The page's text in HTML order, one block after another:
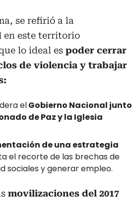
se refirió a la
en este territorio
lo ideal es poder cerrar
de violencia y trabajar
elGobierno Nacional junto
de Paz y la Iglesia
de una estrategia
el recorte de las brechas de
sociales y generar empleo.
movilizaciones del 2017